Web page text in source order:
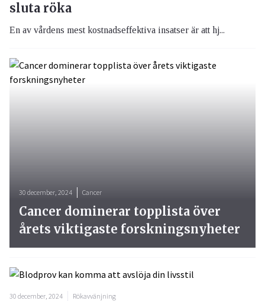
sluta röka
En av vårdens mest kostnadseffektiva insatser är att hj...
30 december, 2024 Cancer
Cancer dominerar topplista över
årets viktigaste forskningsnyheter
30 december, 2024 Rökavvänjning